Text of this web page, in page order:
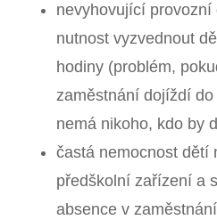
nevyhovující provozní
nutnost vyzvednout
hodiny (problém,
zaměstnání dojíždí
nemá nikoho, kdo by
častá nemocnost dětí
předškolní zařízení a
absence v